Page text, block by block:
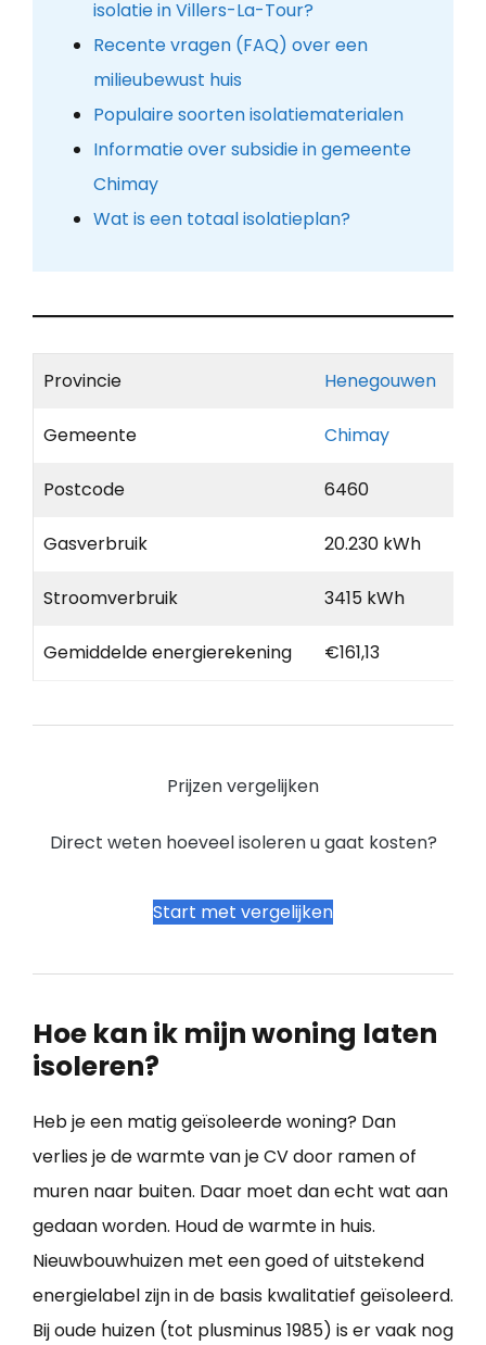
isolatie in Villers-La-Tour?
Recente vragen (FAQ) over een
milieubewust huis
Populaire soorten isolatiematerialen
Informatie over subsidie in gemeente
Chimay
Wat is een totaal isolatieplan?
Provincie Henegouwen
Gemeente Chimay
Postcode 6460
Gasverbruik 20.230 kWh
Stroomverbruik 3415 kWh
Gemiddelde energierekening €161,13
Prijzen vergelijken
Direct weten hoeveel isoleren u gaat kosten?
Start met vergelijken
Hoe kan ik mijn woning laten
isoleren?
Heb je een matig geïsoleerde woning? Dan
verlies je de warmte van je CV door ramen of
muren naar buiten. Daar moet dan echt wat aan
gedaan worden. Houd de warmte in huis.
Nieuwbouwhuizen met een goed of uitstekend
energielabel zijn in de basis kwalitatief geïsoleerd.
Bij oude huizen (tot plusminus 1985) is er vaak nog